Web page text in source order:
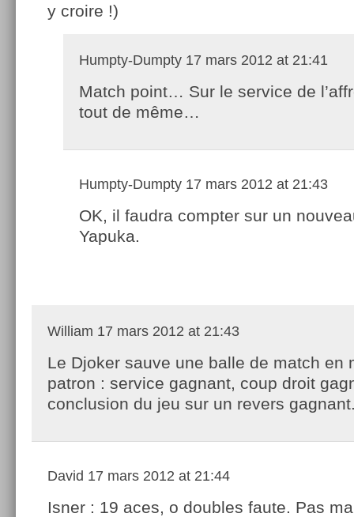
y croire !)
Humpty-Dumpty 17 mars 2012 at 21:41
Match point… Sur le service de
tout de même…
Humpty-Dumpty 17 mars 2012 at 21:43
OK, il faudra compter sur un
Yapuka.
William 17 mars 2012 at 21:43
Le Djoker sauve une balle de match en
patron : service gagnant, coup droit
conclusion du jeu sur un revers
David 17 mars 2012 at 21:44
Isner : 19 aces, o doubles faute. Pas